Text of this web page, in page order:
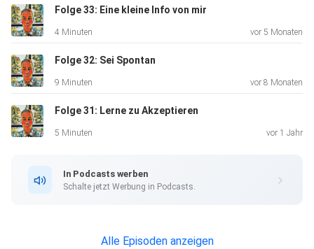
Folge 33: Eine kleine Info von mir
4 Minuten vor 5 Monaten
Folge 32: Sei Spontan
9 Minuten vor 8 Monaten
Folge 31: Lerne zu Akzeptieren
5 Minuten vor 1 Jahr
In Podcasts werben
Schalte jetzt Werbung in Podcasts.
Alle Episoden anzeigen